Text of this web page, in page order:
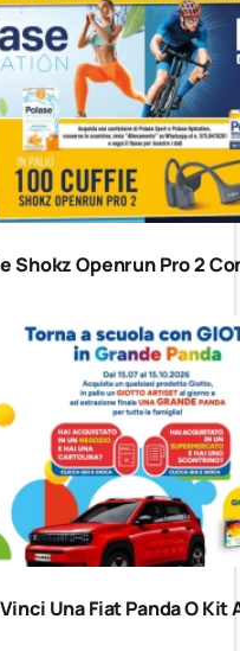
Shokz Openrun Pro 2
Una Fiat Panda O